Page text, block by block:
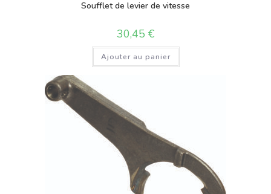
Soufflet de levier de vitesse
30,45 €
Ajouter au panier